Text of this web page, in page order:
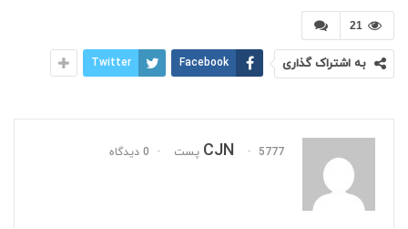
21
به اشتراک گذاری Facebook
Twitter
CJN 5777 پست 0 دیدگاه